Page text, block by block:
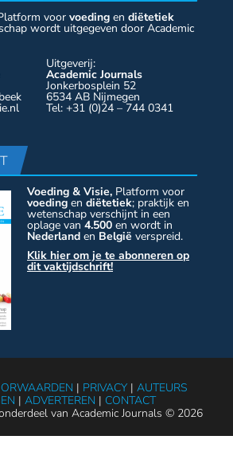
voor voeding en diëtetiek
wordt uitgegeven door Academic
Uitgeverij:
Academic Journals
Jonkerbosplein 52
6534 AB Nijmegen
Tel: +31 (0)24 – 744 0341
Voeding & Visie, Platform voor
voeding en diëtetiek; praktijk en
wetenschap verschijnt in een
oplage van4.500 en wordt in
Nederland en België verspreid.
Klik hier om je te abonneren op
dit vaktijdschrift!
| PRIVACY | AUTEURS
| ADVERTEREN | CONTACT
van Academic Journals © 2026